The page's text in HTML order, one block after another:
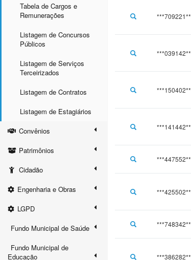
Tabela de Cargos e
Remunerações
Listagem de Concursos
Públicos
Listagem de Serviços
Terceirizados
Listagem de Contratos
Listagem de Estagiários
Convênios
Patrimônios
Cidadão
Engenharia e Obras
LGPD
Fundo Municipal de Saúde
Fundo Municipal de
Educação
***709221**
***039142**
***150402**
***141442**
***447552**
***425502**
***748342**
***386282**